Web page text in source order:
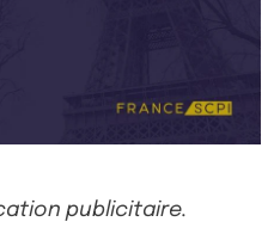
publicitaire.